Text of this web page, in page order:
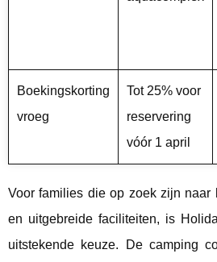
Boekingskorting
vroeg
Tot 25% voor
reservering
vóór 1 april
Voor families die op zoek zijn naar
en uitgebreide faciliteiten, is
uitstekende keuze. De camping